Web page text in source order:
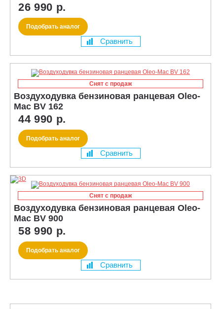
26 990 р.
Подобрать аналог
Сравнить
Снят с продаж
Воздуходувка бензиновая ранцевая Oleo-
Mac BV 162
44 990 р.
Подобрать аналог
Сравнить
Снят с продаж
Воздуходувка бензиновая ранцевая Oleo-
Mac BV 900
58 990 р.
Подобрать аналог
Сравнить